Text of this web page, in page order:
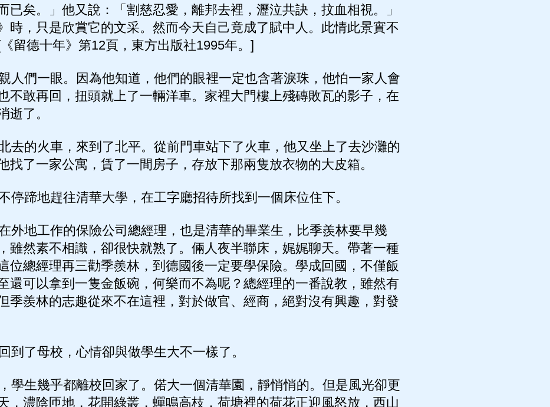
已矣。」他又說：「割慈忍愛，離邦去裡，瀝泣共訣，抆血相視。」
時，只是欣賞它的文采。然而今天自己竟成了賦中人。此情此景實不
留德十年》第12頁，東方出版社1995年。]
人們一眼。因為他知道，他們的眼裡一定也含著淚珠，他怕一家人會
不敢再回，扭頭就上了一輛洋車。家裡大門樓上殘磚敗瓦的影子，在
逝了。
去的火車，來到了北平。從前門車站下了火車，他又坐上了去沙灘的
找了一家公寓，賃了一間房子，存放下那兩隻放衣物的大皮箱。
蹄地趕往清華大學，在工字廳招待所找到一個床位住下。
外地工作的保險公司總經理，也是清華的畢業生，比季羨林要早幾
雖然素不相識，卻很快就熟了。倆人夜半聯床，娓娓聊天。帶著一種
位總經理再三勸季羨林，到德國後一定要學保險。學成回國，不僅飯
還可以拿到一隻金飯碗，何樂而不為呢？總經理的一番說教，雖然有
季羨林的志趣從來不在這裡，對於做官、經商，絕對沒有興趣，對發
了母校，心情卻與做學生大不一樣了。
學生幾乎都離校回家了。偌大一個清華園，靜悄悄的。但是風光卻更
，濃陰匝地，花開綠叢，蟬鳴高枝，荷塘裡的荷花正迎風怒放，西山